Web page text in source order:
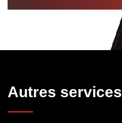
Autres services